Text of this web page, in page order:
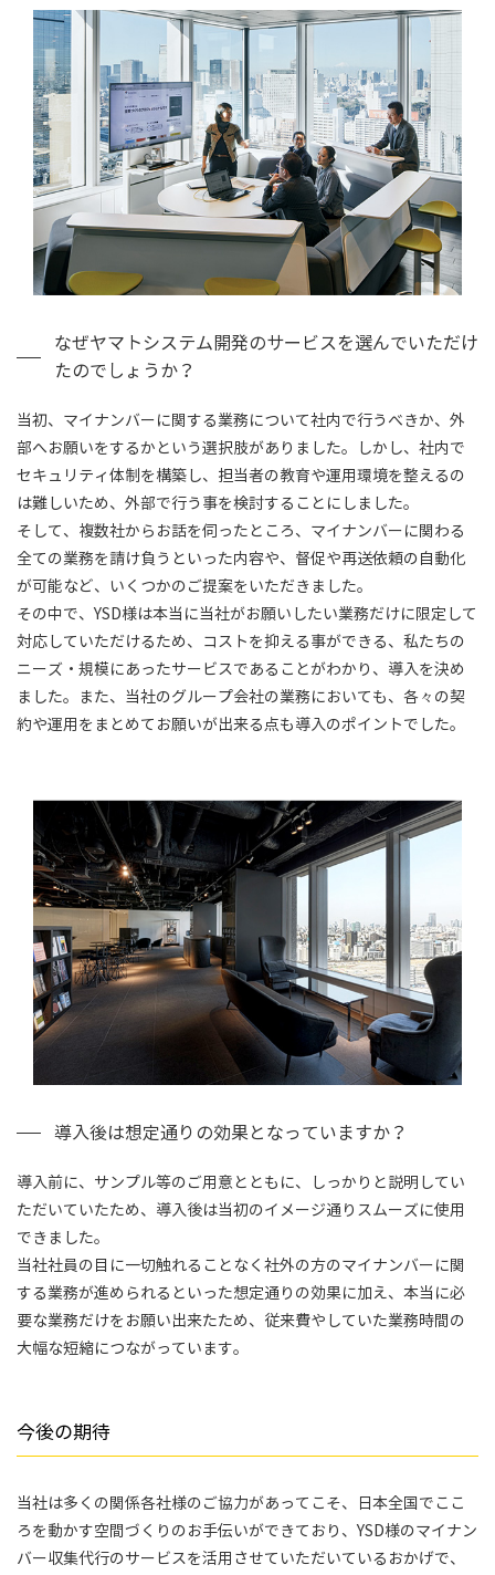
なぜヤマトシステム開発のサービスを選んでいただけ
たのでしょうか？
当初、マイナンバーに関する業務について社内で行うべきか、外
部へお願いをするかという選択肢がありました。しかし、社内で
セキュリティ体制を構築し、担当者の教育や運用環境を整えるの
は難しいため、外部で行う事を検討することにしました。
そして、複数社からお話を伺ったところ、マイナンバーに関わる
全ての業務を請け負うといった内容や、督促や再送依頼の自動化
が可能など、いくつかのご提案をいただきました。
その中で、YSD様は本当に当社がお願いしたい業務だけに限定して
対応していただけるため、コストを抑える事ができる、私たちの
ニーズ・規模にあったサービスであることがわかり、導入を決め
ました。また、当社のグループ会社の業務においても、各々の契
約や運用をまとめてお願いが出来る点も導入のポイントでした。
導入後は想定通りの効果となっていますか？
導入前に、サンプル等のご用意とともに、しっかりと説明してい
ただいていたため、導入後は当初のイメージ通りスムーズに使用
できました。
当社社員の目に一切触れることなく社外の方のマイナンバーに関
する業務が進められるといった想定通りの効果に加え、本当に必
要な業務だけをお願い出来たため、従来費やしていた業務時間の
大幅な短縮につながっています。
今後の期待
当社は多くの関係各社様のご協力があってこそ、日本全国でここ
ろを動かす空間づくりのお手伝いができており、YSD様のマイナン
バー収集代行のサービスを活用させていただいているおかげで、